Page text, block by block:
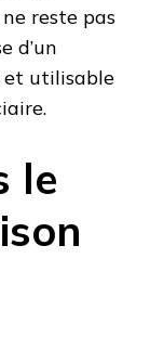
reste pas
d’un
et utilisable
le